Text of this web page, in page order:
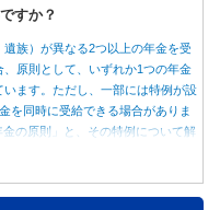
すか？
族）が異なる2つ以上の年金を受
原則として、いずれか1つの年金
います。ただし、一部には特例が設
を同時に受給できる場合がありま
の原則」と、その特例について解